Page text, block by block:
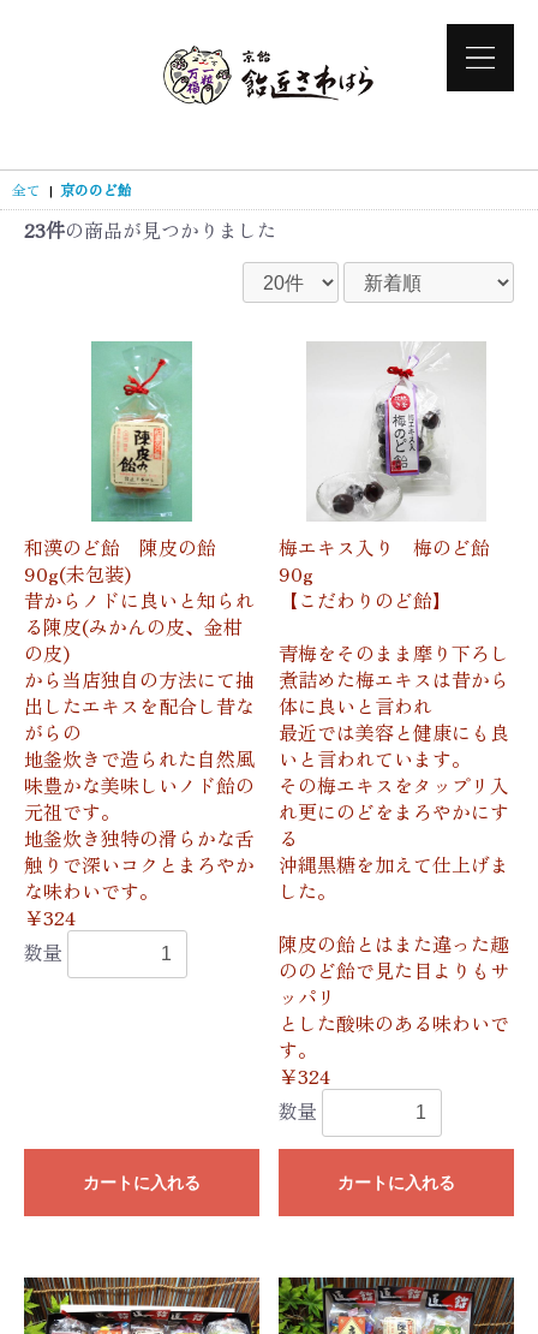
全て | 京ののど飴
23件の商品が見つかりました
和漢のど飴 陳皮の飴
90g(未包装)
昔からノドに良いと知られ
る陳皮(みかんの皮、金柑
の皮)
から当店独自の方法にて抽
出したエキスを配合し昔な
がらの
地釜炊きで造られた自然風
味豊かな美味しいノド飴の
元祖です。
地釜炊き独特の滑らかな舌
触りで深いコクとまろやか
な味わいです。
￥324
数量
カートに入れる
梅エキス入り 梅のど飴
90g
【こだわりのど飴】
青梅をそのまま摩り下ろし
煮詰めた梅エキスは昔から
体に良いと言われ
最近では美容と健康にも良
いと言われています。
その梅エキスをタップリ入
れ更にのどをまろやかにす
る
沖縄黒糖を加えて仕上げま
した。
陳皮の飴とはまた違った趣
ののど飴で見た目よりもサ
ッパリ
とした酸味のある味わいで
す。
￥324
数量
カートに入れる